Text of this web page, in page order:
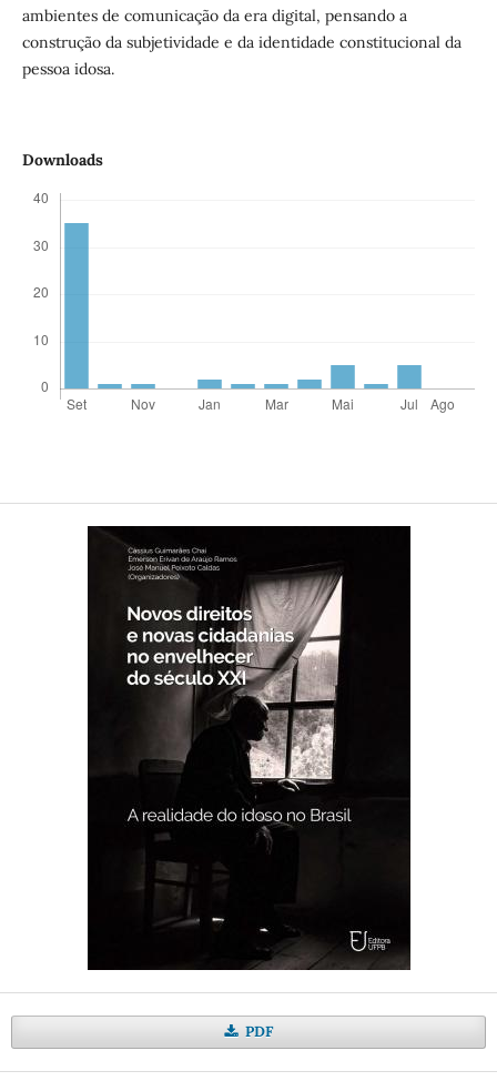
ambientes de comunicação da era digital, pensando a
construção da subjetividade e da identidade constitucional da
pessoa idosa.
Downloads
PDF